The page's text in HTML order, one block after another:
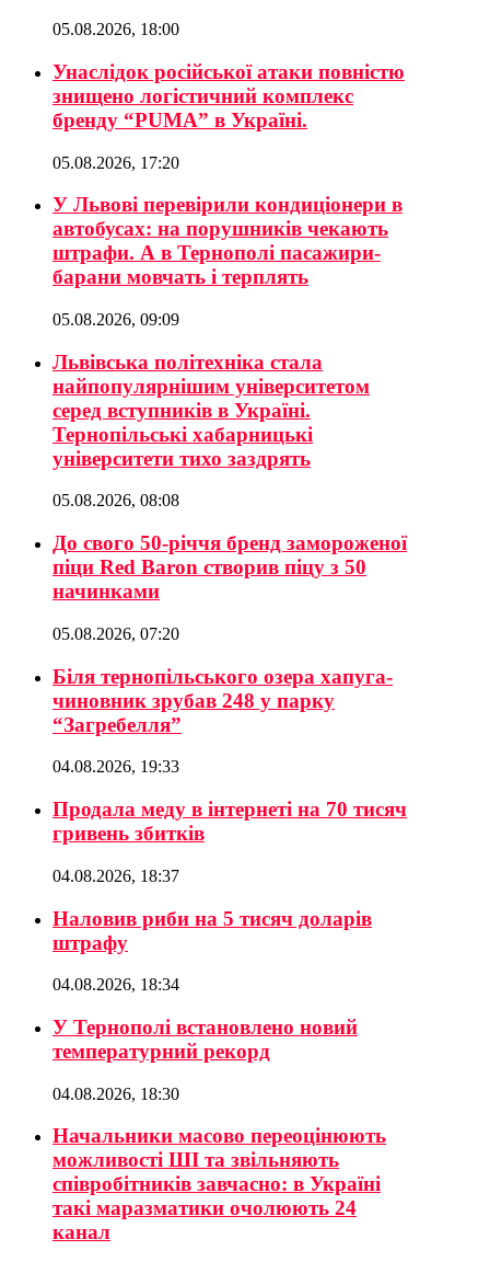
05.08.2026, 18:00
Унаслідок російської атаки повністю
знищено логістичний комплекс
бренду “PUMA” в Україні.
05.08.2026, 17:20
У Львові перевірили кондиціонери в
автобусах: на порушників чекають
штрафи. А в Тернополі пасажири-
барани мовчать і терплять
05.08.2026, 09:09
Львівська політехніка стала
найпопулярнішим університетом
серед вступників в Україні.
Тернопільські хабарницькі
університети тихо заздрять
05.08.2026, 08:08
До свого 50-річчя бренд замороженої
піци Red Baron створив піцу з 50
начинками
05.08.2026, 07:20
Біля тернопільського озера хапуга-
чиновник зрубав 248 у парку
“Загребелля”
04.08.2026, 19:33
Продала меду в інтернеті на 70 тисяч
гривень збитків
04.08.2026, 18:37
Наловив риби на 5 тисяч доларів
штрафу
04.08.2026, 18:34
У Тернополі встановлено новий
температурний рекорд
04.08.2026, 18:30
Начальники масово переоцінюють
можливості ШІ та звільняють
співробітників завчасно: в Україні
такі маразматики очолюють 24
канал